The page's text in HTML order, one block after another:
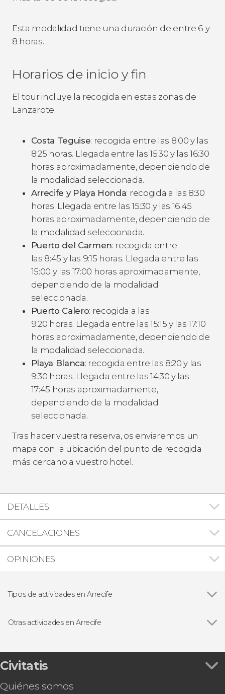
Esta modalidad tiene una duración de entre 6 y
8 horas.
Horarios de inicio y fin
El tour incluye la recogida en estas zonas de
Lanzarote:
Costa Teguise: recogida entre las 8:00 y las
8:25 horas. Llegada entre las 15:30 y las 16:30
horas aproximadamente, dependiendo de
la modalidad seleccionada.
Arrecife y Playa Honda: recogida a las 8:30
horas. Llegada entre las 15:30 y las 16:45
horas aproximadamente, dependiendo de
la modalidad seleccionada.
Puerto del Carmen: recogida entre
las 8:45 y las 9:15 horas. Llegada entre las
15:00 y las 17:00 horas aproximadamente,
dependiendo de la modalidad
seleccionada.
Puerto Calero: recogida a las
9:20 horas. Llegada entre las 15:15 y las 17:10
horas aproximadamente, dependiendo de
la modalidad seleccionada.
Playa Blanca: recogida entre las 8:20 y las
9:30 horas. Llegada entre las 14:30 y las
17:45 horas aproximadamente,
dependiendo de la modalidad
seleccionada.
Tras hacer vuestra reserva, os enviaremos un
mapa con la ubicación del punto de recogida
más cercano a vuestro hotel.
DETALLES
CANCELACIONES
OPINIONES
Tipos de actividades en Arrecife
Otras actividades en Arrecife
La Graciosa
Tour en buggy y senderismo por el Parque
Free tour por Arrecife
Civitatis
Quiénes somos